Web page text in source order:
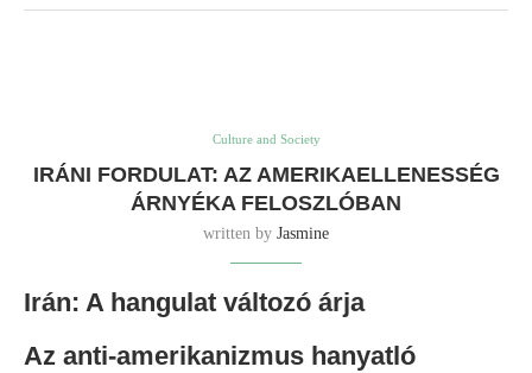
Culture and Society
IRÁNI FORDULAT: AZ AMERIKAELLENESSÉG
ÁRNYÉKA FELOSZLÓBAN
written by Jasmine
Irán: A hangulat változó árja
Az anti-amerikanizmus hanyatló